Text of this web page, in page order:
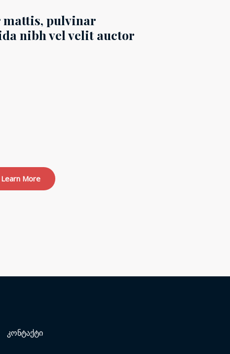
mattis, pulvinar
nibh vel velit auctor
Learn More
კონტაქტი